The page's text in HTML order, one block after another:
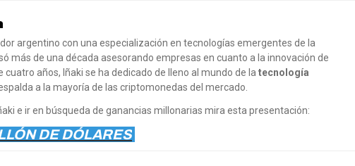
argentino con una especialización en tecnologías emergentes de la
más de una década asesorando empresas en cuanto a la innovación de
cuatro años, Iñaki se ha dedicado de lleno al mundo de la tecnología
a la mayoría de las criptomonedas del mercado.
e ir en búsqueda de ganancias millonarias mira esta presentación:
DE DÓLARES